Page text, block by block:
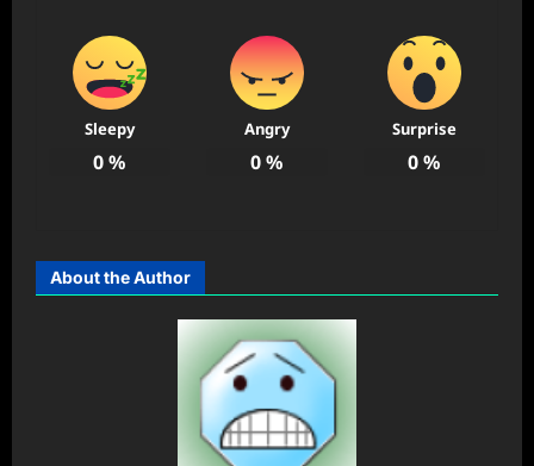
Sleepy
0%
Angry
0%
Surprise
0%
About the Author